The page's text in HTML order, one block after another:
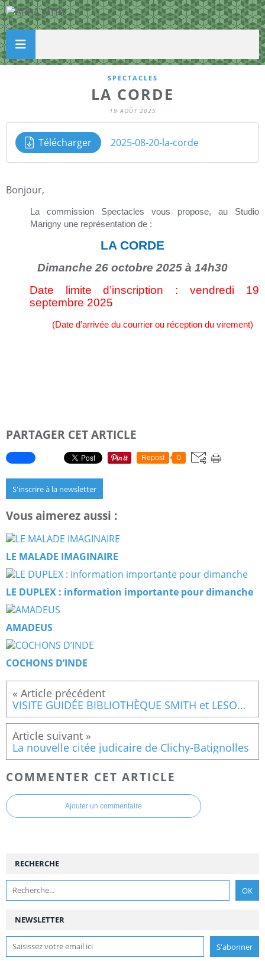
SPECTACLES
LA CORDE
19 AOÛT 2025
Télécharger 2025-08-20-la-corde
Bonjour,
La commission Spectacles vous propose, au Studio
Marigny une représentation de :
LA CORDE
Dimanche 26 octobre 2025 à 14h30
Date
limite d’inscription : vendredi 19
septembre 2025
(Date d’arrivée du courrier ou réception du virement)
PARTAGER CET ARTICLE
Repost 0
S'inscrire à la newsletter
Vous aimerez aussi :
LE MALADE IMAGINAIRE
LE DUPLEX : information importante pour dimanche
AMADEUS
COCHONS D’INDE
VISITE GUIDÉE BIBLIOTHÈQUE SMITH et LESOUËF
La nouvelle citée judicaire de Clichy-Batignolles
COMMENTER CET ARTICLE
Ajouter un commentaire
NEWSLETTER
RECHERCHE